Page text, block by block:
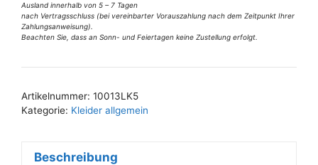
Kleid
Rose
petrol
Menge
Ausland innerhalb von 5 – 7 Tagen
nach Vertragsschluss (bei vereinbarter Vorauszahlung nach dem Zeitpunkt Ihrer
Zahlungsanweisung).
Beachten Sie, dass an Sonn- und Feiertagen keine Zustellung erfolgt.
l
e
Artikelnummer: 10013LK5
Kategorie: Kleider allgemein
Beschreibung